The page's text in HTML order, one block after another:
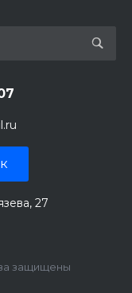
27
защищены